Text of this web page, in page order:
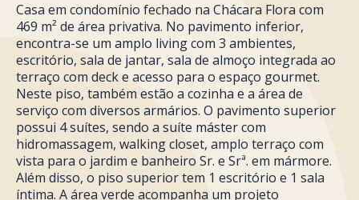
Casa em condomínio fechado na Chácara Flora com
469 m² de área privativa. No pavimento inferior,
encontra-se um amplo living com 3 ambientes,
escritório, sala de jantar, sala de almoço integrada ao
terraço com deck e acesso para o espaço gourmet.
Neste piso, também estão a cozinha e a área de
serviço com diversos armários. O pavimento superior
possui 4 suítes, sendo a suíte máster com
hidromassagem, walking closet, amplo terraço com
vista para o jardim e banheiro Sr. e Srª. em mármore.
Além disso, o piso superior tem 1 escritório e 1 sala
íntima. A área verde acompanha um projeto